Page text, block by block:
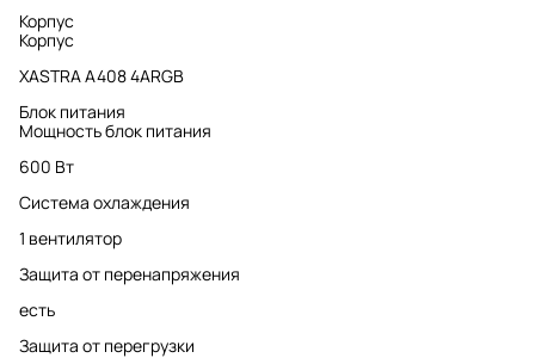
Корпус
Корпус
XASTRA A408 4ARGB
Блок питания
Мощность блок питания
600 Вт
Система охлаждения
1 вентилятор
Защита от перенапряжения
есть
Защита от перегрузки